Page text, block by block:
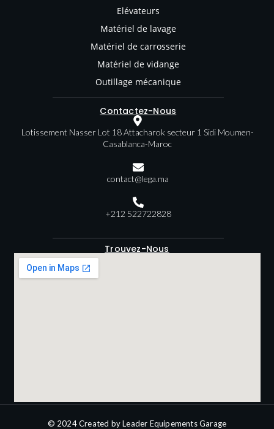
Elévateurs
Matériel de lavage
Matériel de carrosserie
Matériel de vidange
Outillage mécanique
Contactez-Nous
Lotissement Nasser Lot 18 Attacharok secteur 1 Sidi Moumen-
Casablanca-Maroc
contact@lega.ma
+212 522722828
Trouvez-Nous
© 2024 Created by Leader Equipements Garage